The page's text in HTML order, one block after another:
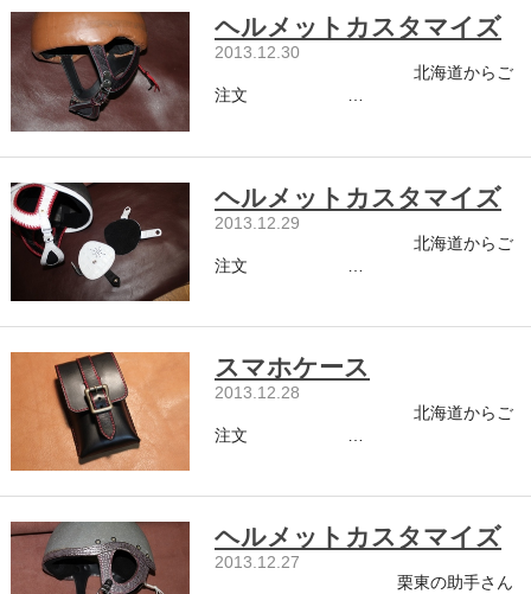
ヘルメットカスタマイズ
2013.12.30
北海道からご
注文 …
ヘルメットカスタマイズ
2013.12.29
北海道からご
注文 …
スマホケース
2013.12.28
北海道からご
注文 …
ヘルメットカスタマイズ
2013.12.27
栗東の助手さん